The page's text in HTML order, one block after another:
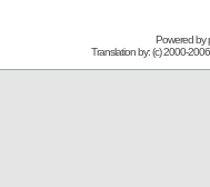
Powered by
Translation by: (c) 2000-